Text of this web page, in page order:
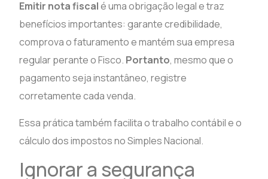
Emitir nota fiscalé uma obrigação legal e traz
benefícios importantes: garante credibilidade,
comprova o faturamento e mantém sua empresa
regular perante o Fisco. Portanto, mesmo que o
pagamento seja instantâneo, registre
corretamente cada venda.
Essa prática também facilita o trabalho contábil e o
cálculo dos impostos no Simples Nacional.
Ignorar a segurança